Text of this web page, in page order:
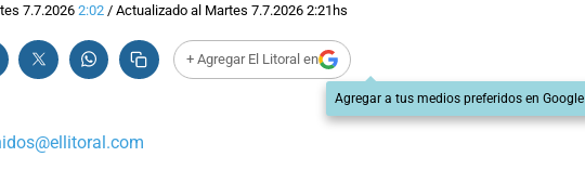
7.7.2026 2:02/ Actualizado al Martes 7.7.2026 2:21hs
+ Agregar El Litoral en
Agregar a tus medios preferidos en Google